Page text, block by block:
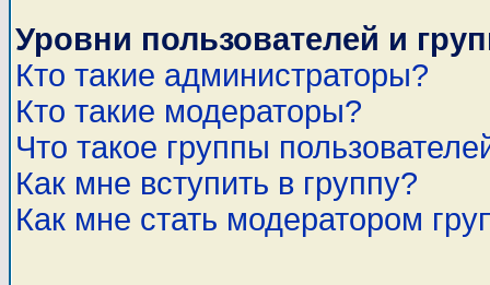
Уровни пользователей и
Кто такие администраторы?
Кто такие модераторы?
Что такое группы
Как мне вступить в группу?
Как мне стать модератором